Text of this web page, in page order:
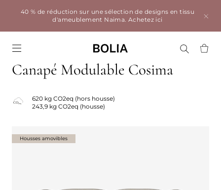
40 % de réduction sur une sélection de designs en tissu
d'ameublement Naima.Achetez ici
Canapé Modulable Cosima
620 kg CO2eq (hors housse)
243,9 kg CO2eq (housse)
Housses amovibles